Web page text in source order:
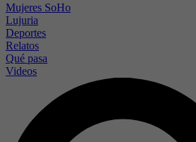
Mujeres SoHo
Lujuria
Deportes
Relatos
Qué pasa
Videos